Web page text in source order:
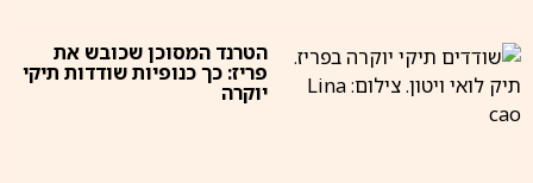
הטרנד המסוכן שכובש את
פריז: כך כנופיות שודדות תיקי
יוקרה